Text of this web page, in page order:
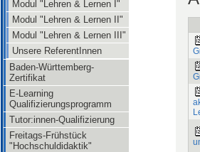
Modul "Lehren & Lernen I"
Modul "Lehren & Lernen II"
Modul "Lehren & Lernen III"
Unsere ReferentInnen
Baden-Württemberg-
Zertifikat
E-Learning
Qualifizierungsprogramm
Tutor:innen-Qualifizierung
Freitags-Frühstück
"Hochschuldidaktik"